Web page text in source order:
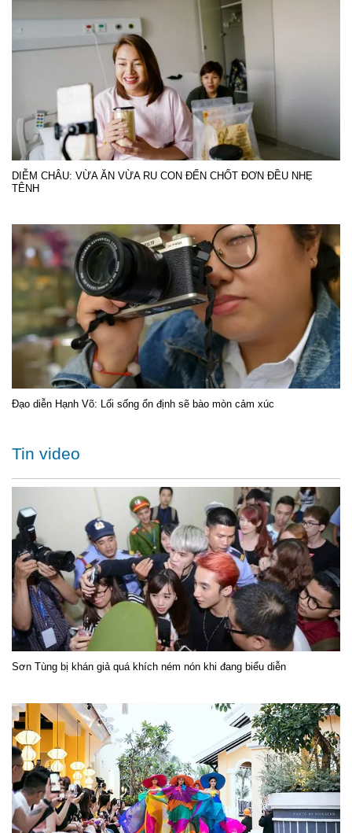
DIỄM CHÂU: VỪA ĂN VỪA RU CON ĐẾN CHỐT ĐƠN ĐỀU NHẸ
TÊNH
Đạo diễn Hạnh Võ: Lối sống ổn định sẽ bào mòn cảm xúc
Tin video
Sơn Tùng bị khán giả quá khích ném nón khi đang biểu diễn